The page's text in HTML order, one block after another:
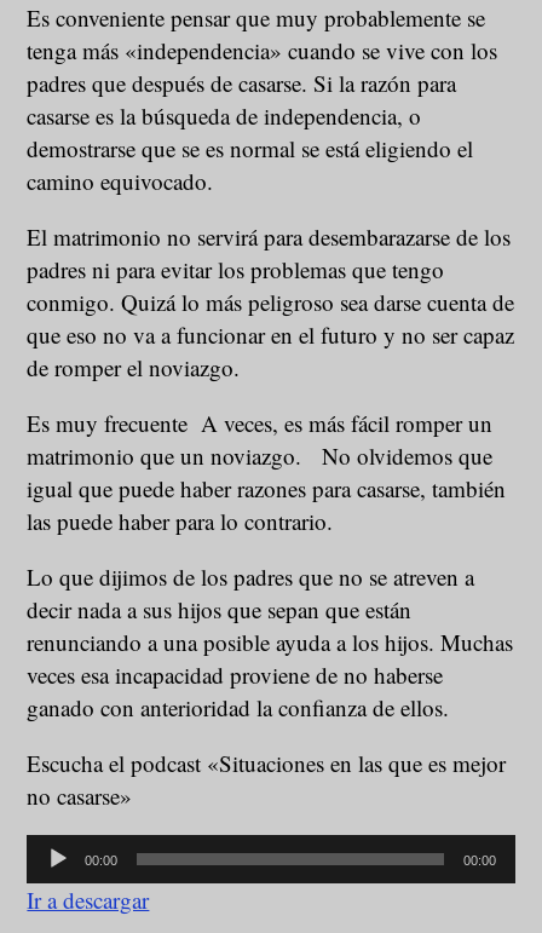
Es conveniente pensar que muy probablemente se
tenga más «independencia» cuando se vive con los
padres que después de casarse. Si la razón para
casarse es la búsqueda de independencia, o
demostrarse que se es normal se está eligiendo el
camino equivocado.
El matrimonio no servirá para desembarazarse de los
padres ni para evitar los problemas que tengo
conmigo. Quizá lo más peligroso sea darse cuenta de
que eso no va a funcionar en el futuro y no ser capaz
de romper el noviazgo.
Es muy frecuente A veces, es más fácil romper un
matrimonio que un noviazgo. No olvidemos que
igual que puede haber razones para casarse, también
las puede haber para lo contrario.
Lo que dijimos de los padres que no se atreven a
decir nada a sus hijos que sepan que están
renunciando a una posible ayuda a los hijos. Muchas
veces esa incapacidad proviene de no haberse
ganado con anterioridad la confianza de ellos.
Escucha el podcast «Situaciones en las que es mejor
no casarse»
Reproductor
de
audio
00:00 00:00
Ir a descargar